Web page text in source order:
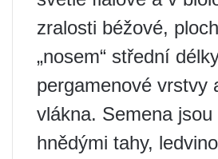
zralosti béžové,
„nosem“ střední
pergamenové vrstvy
vlákna. Semena jsou
hnědými tahy,